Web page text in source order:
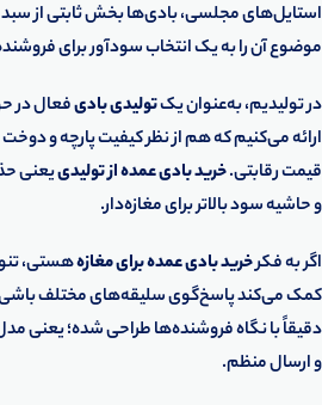
استایل‌های مجلسی، بادی‌ها بخش ثابتی از
موضوع آن را به یک انتخاب سودآور برای
در تولیدیم، به‌عنوان یکتولیدی بادیفعال در
ارائه می‌کنیم که هم از نظر کیفیت پارچه و دوخت
قیمت رقابتی.خرید بادی عمده از تولیدییعنی
و حاشیه سود بالاتر برای مغازه‌دار.
اگر به فکرخرید بادی عمده برای مغازههستی،
کمک می‌کند پاسخ‌گوی سلیقه‌های مختلف
دقیقاً با نگاه فروشنده‌ها طراحی شده؛ یعنی
و ارسال منظم.